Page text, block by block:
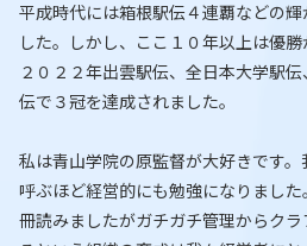
平成時代には箱根駅伝４連覇などの
した。しかし、ここ１０年以上は優
２０２２年出雲駅伝、全日本大学駅
伝で３冠を達成されました。
私は青山学院の原監督が大好きです
呼ぶほど経営的にも勉強になりまし
冊読みましたがガチガチ管理からク